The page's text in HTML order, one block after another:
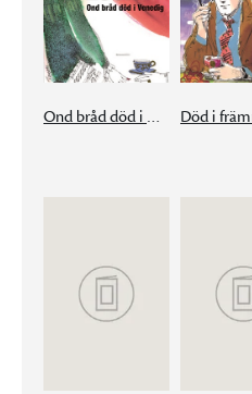
Ond bråd död i Venedig